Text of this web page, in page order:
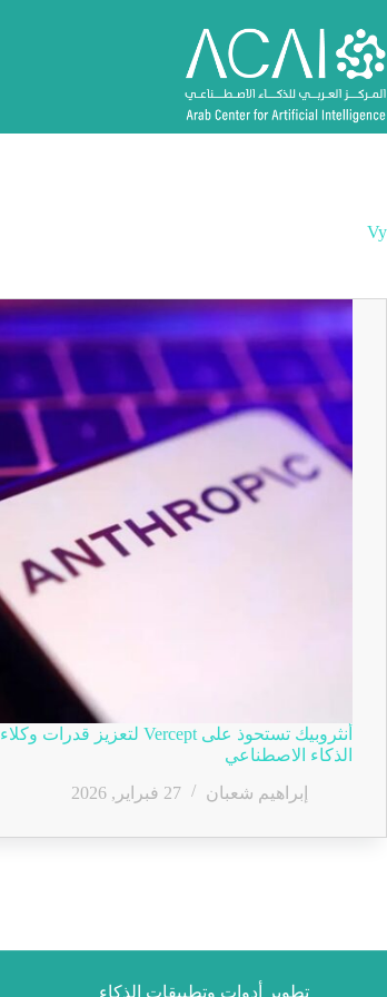
إلى
المحتوى
Vy
أنثروبيك تستحوذ على Vercept لتعزيز قدرات وكلاء
الذكاء الاصطناعي
إبراهيم شعبان
27 فبراير, 2026
تطوير أدوات وتطبيقات الذكاء